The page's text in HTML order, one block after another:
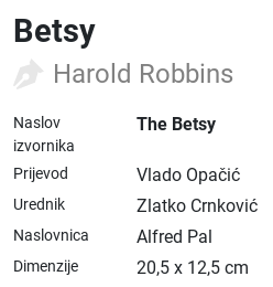
Betsy
Harold Robbins
Naslov
izvornika
The Betsy
Prijevod Vlado Opačić
Urednik Zlatko Crnković
Naslovnica Alfred Pal
Dimenzije 20,5 x 12,5 cm